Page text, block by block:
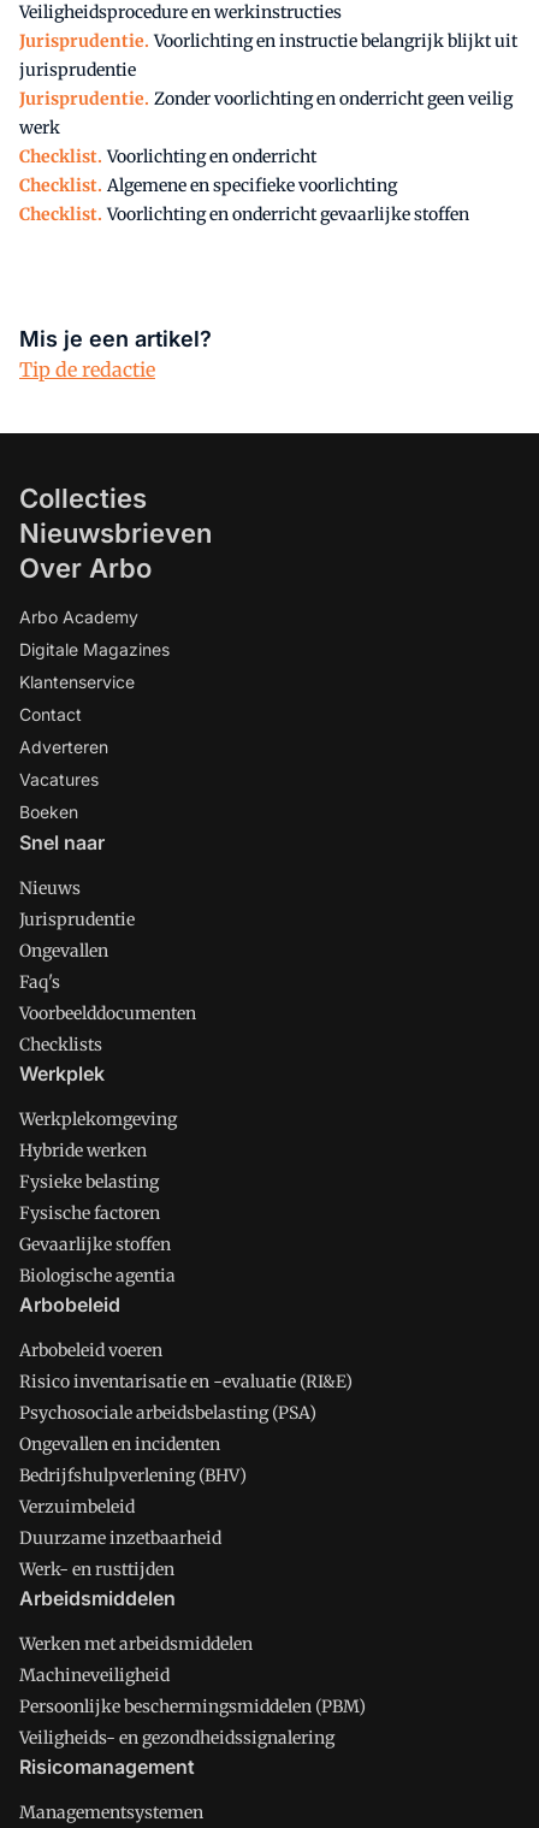
Veiligheidsprocedure en werkinstructies
Jurisprudentie. Voorlichting en instructie belangrijk blijkt uit
jurisprudentie
Jurisprudentie. Zonder voorlichting en onderricht geen veilig
werk
Checklist. Voorlichting en onderricht
Checklist. Algemene en specifieke voorlichting
Checklist. Voorlichting en onderricht gevaarlijke stoffen
Mis je een artikel?
Tip de redactie
Collecties
Nieuwsbrieven
Over Arbo
Arbo Academy
Digitale Magazines
Klantenservice
Contact
Adverteren
Vacatures
Boeken
Snel naar
Nieuws
Jurisprudentie
Ongevallen
Faq's
Voorbeelddocumenten
Checklists
Werkplek
Werkplekomgeving
Hybride werken
Fysieke belasting
Fysische factoren
Gevaarlijke stoffen
Biologische agentia
Arbobeleid
Arbobeleid voeren
Risico inventarisatie en -evaluatie (RI&E)
Psychosociale arbeidsbelasting (PSA)
Ongevallen en incidenten
Bedrijfshulpverlening (BHV)
Verzuimbeleid
Duurzame inzetbaarheid
Werk- en rusttijden
Arbeidsmiddelen
Werken met arbeidsmiddelen
Machineveiligheid
Persoonlijke beschermingsmiddelen (PBM)
Veiligheids- en gezondheidssignalering
Risicomanagement
Managementsystemen